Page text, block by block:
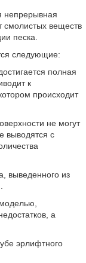
непрерывная
смолистых веществ
песка.
следующие:
полная
к
происходит
не могут
выводятся с
выведенного из
а
эрлифтного